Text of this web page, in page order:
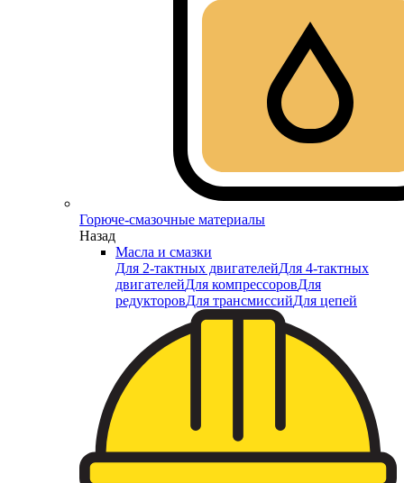
Горюче-смазочные материалы
Назад
Масла и смазки
Для 2-тактных двигателейДля 4-тактных
двигателейДля компрессоровДля
редукторовДля трансмиссийДля цепей